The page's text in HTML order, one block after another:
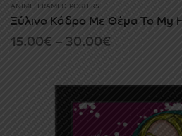
ANIME, FRAMED POSTERS
Ξύλινο Κάδρο Με Θέμα Το My
15.00€–30.00€
15.00€
through
30.00€